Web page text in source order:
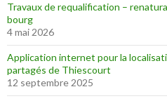
Travaux de requalification –
bourg
4 mai 2026
Application internet pour la
partagés de Thiescourt
12 septembre 2025